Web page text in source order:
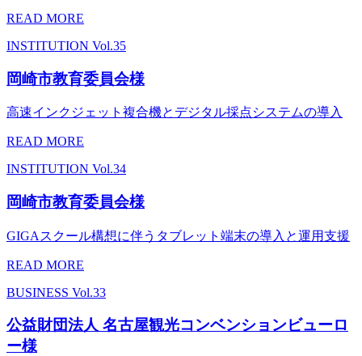
READ MORE
INSTITUTION Vol.35
岡崎市教育委員会様
高速インクジェット複合機とデジタル採点システムの導入
READ MORE
INSTITUTION Vol.34
岡崎市教育委員会様
GIGAスクール構想に伴うタブレット端末の導入と運用支援
READ MORE
BUSINESS Vol.33
公益財団法人 名古屋観光コンベンションビューロ
ー様